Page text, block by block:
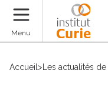
Menu
Accueil > Les actualités